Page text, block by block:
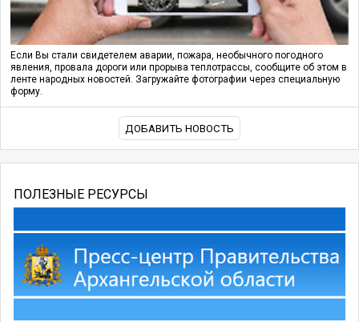
Если Вы стали свидетелем аварии, пожара, необычного погодного
явления, провала дороги или прорыва теплотрассы, сообщите об этом в
ленте народных новостей. Загружайте фотографии через специальную
форму.
ДОБАВИТЬ НОВОСТЬ
ПОЛЕЗНЫЕ РЕСУРСЫ